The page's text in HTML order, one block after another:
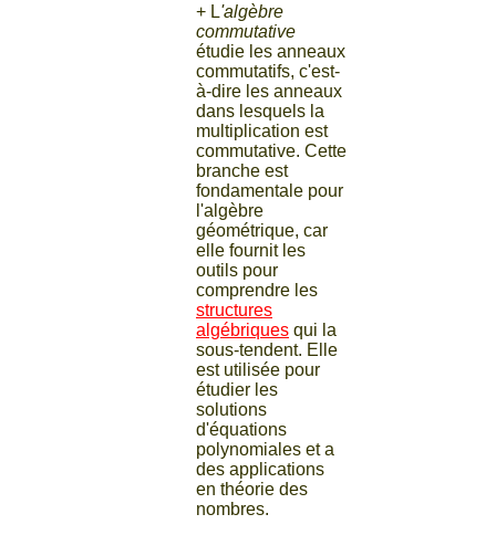
+ L'algèbre
commutative
étudie les anneaux
commutatifs, c'est-
à-dire les anneaux
dans lesquels la
multiplication est
commutative. Cette
branche est
fondamentale pour
l'algèbre
géométrique, car
elle fournit les
outils pour
comprendre les
structures
algébriques qui la
sous-tendent. Elle
est utilisée pour
étudier les
solutions
d'équations
polynomiales et a
des applications
en théorie des
nombres.